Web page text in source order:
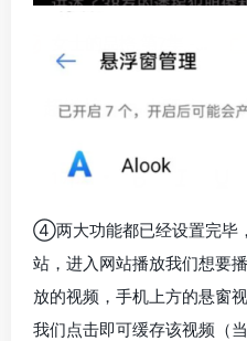
④两大功能都已经设置完毕
站，进入网站播放我们想要
放的视频，手机上方的悬窗
我们点击即可缓存该视频（